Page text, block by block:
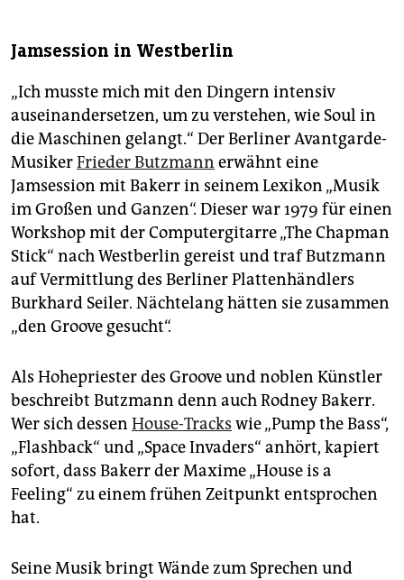
Jamsession in Westberlin
„Ich musste mich mit den Dingern intensiv
auseinandersetzen, um zu verstehen, wie Soul in
die Maschinen gelangt.“ Der Berliner Avantgarde-
MusikerFrieder Butzmann erwähnt eine
Jamsession mit Bakerr in seinem Lexikon „Musik
im Großen und Ganzen“. Dieser war 1979 für einen
Workshop mit der Computergitarre „The Chapman
Stick“ nach Westberlin gereist und traf Butzmann
auf Vermittlung des Berliner Plattenhändlers
Burkhard Seiler. Nächtelang hätten sie zusammen
„den Groove gesucht“.
Als Hohepriester des Groove und noblen Künstler
beschreibt Butzmann denn auch Rodney Bakerr.
Wer sich dessen House-Tracks wie „Pump the Bass“,
„Flashback“ und „Space Invaders“ anhört, kapiert
sofort, dass Bakerr der Maxime „House is a
Feeling“ zu einem frühen Zeitpunkt entsprochen
hat.
Seine Musik bringt Wände zum Sprechen und